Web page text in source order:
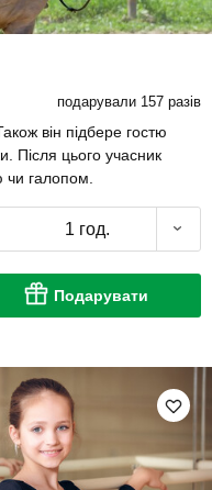
подарували 157 разів
він підбере гостю
Після цього учасник
чи галопом.
1 год.
Подарувати